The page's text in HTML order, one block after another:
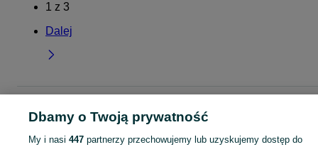
1 z 3
Dalej
Łódzkie
Zdalnie sterowane - Radomsko
Dbamy o Twoją prywatność
My i nasi 447partnerzy przechowujemy lub uzyskujemy dostęp do